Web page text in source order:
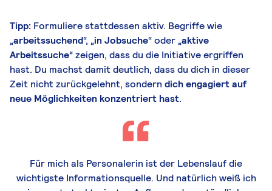
Tipp: Formuliere stattdessen aktiv. Begriffe wie
„arbeitssuchend“, „in Jobsuche“ oder „aktive
Arbeitssuche“ zeigen, dass du die Initiative ergriffen
hast. Du machst damit deutlich, dass du dich in dieser
Zeit nicht zurückgelehnt, sondern dich engagiert auf
neue Möglichkeiten konzentriert hast.
Für mich als Personalerin ist der Lebenslauf die
wichtigste Informationsquelle. Und natürlichweiß ich